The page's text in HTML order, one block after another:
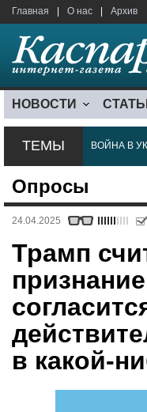
Главная О нас Архив
НОВОСТИ
ТЕМЫ ВОЙНА В
Опросы
24.04.2025
Трамп
в какой-